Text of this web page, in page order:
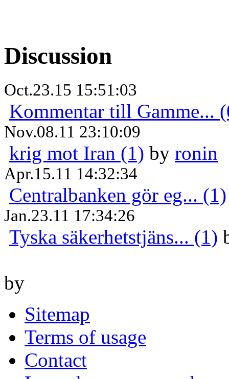
Discussion
Oct.23.15 15:51:03
Kommentar till Gamme...
Nov.08.11 23:10:09
krig mot Iran (1) by ronin
Apr.15.11 14:32:34
Centralbanken gör eg... (1)
Jan.23.11 17:34:26
Tyska säkerhetstjäns... (1)
by
Sitemap
Terms of usage
Contact